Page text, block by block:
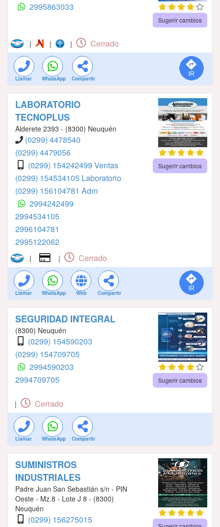
2995863033
Sugerir cambios
| | | Cerrado
Llamar WhatsApp Compartir
LABORATORIO
TECNOPLUS
Alderete 2393 - (8300) Neuquén
(0299) 4478540
(0299) 4479056
(0299) 154242499 Ventas
(0299) 154534105 Laboratorio
(0299) 156104781 Adm
2994242499
2994534105
2996104781
2995122062
Sugerir cambios
| | Cerrado
Llamar WhatsApp Web Compartir
SEGURIDAD INTEGRAL
(8300) Neuquén
(0299) 154590203
(0299) 154709705
2994590203
2994709705
Sugerir cambios
| Cerrado
Llamar WhatsApp Compartir
SUMINISTROS
INDUSTRIALES
Padre Juan San Sebastián s/n - PIN
Oeste - Mz.8 - Lote J 8 - (8300)
Neuquén
(0299) 156275015